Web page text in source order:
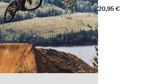
20,95 €